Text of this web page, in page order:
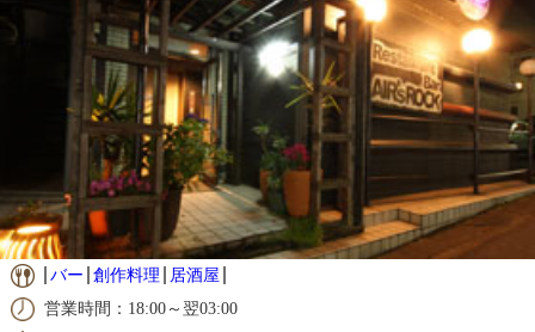
バー 創作料理
居酒屋
営業時間：18:00～翌03:00